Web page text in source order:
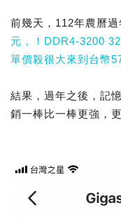
前幾天，112年農曆過
元，！DDR4-3200
單價殺很大來到台幣
結果，過年之後，記
銷一棒比一棒更強，